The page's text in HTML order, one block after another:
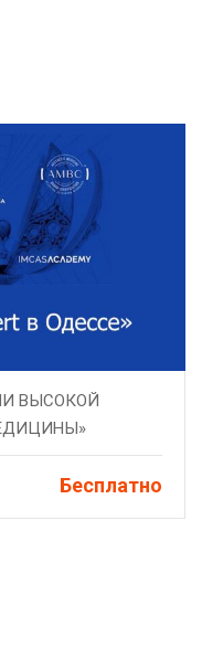
ВЫСОКОЙ
Бесплатно